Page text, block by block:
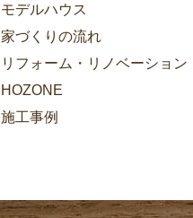
モデルハウス
家づくりの流れ
リフォーム・リノベーション
HOZONE
施工事例